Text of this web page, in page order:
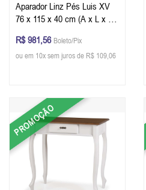
Aparador Linz Pés Luis XV
76 x 115 x 40 cm (A x L x P)
Glazer
R$ 981,56 Boleto/Pix
ou em 10x sem juros de R$ 109,06
PROMOÇÃO